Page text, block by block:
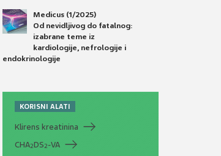
Medicus (1/2025)
Od nevidljivog do fatalnog:
izabrane teme iz
kardiologije, nefrologije i
endokrinologije
KORISNI ALATI
Klirens kreatinina
CHA2DS2-VA